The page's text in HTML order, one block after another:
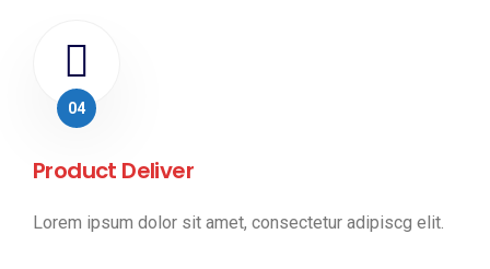
04
Product Deliver
Lorem ipsum dolor sit amet, consectetur adipiscg elit.